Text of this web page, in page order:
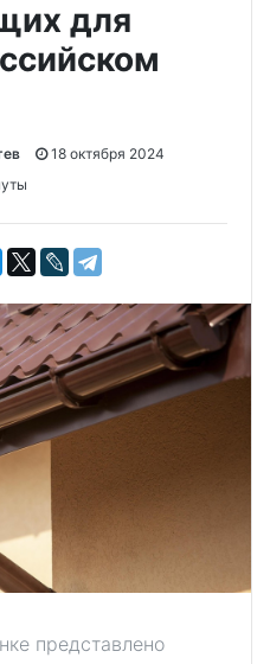
для
18 октября 2024
представлено